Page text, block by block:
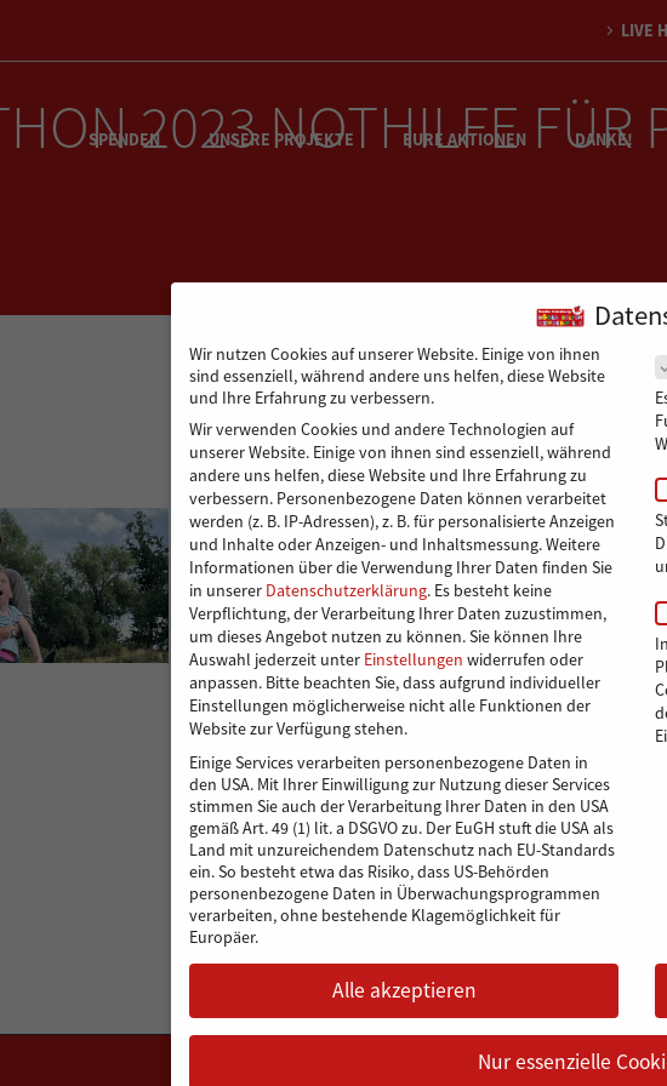
LIVE
SPENDEN UNSERE PROJEKTE EURE AKTIONEN DANKE!
2023 NOTHILFE FÜR
Wir nutzen Cookies auf unserer Website. Einige von ihnen
sind essenziell, während andere uns helfen, diese Website
und Ihre Erfahrung zu verbessern.
Wir verwenden Cookies und andere Technologien auf
unserer Website. Einige von ihnen sind essenziell, während
andere uns helfen, diese Website und Ihre Erfahrung zu
verbessern. Personenbezogene Daten können verarbeitet
werden (z. B. IP-Adressen), z. B. für personalisierte Anzeigen
und Inhalte oder Anzeigen- und Inhaltsmessung.Weitere
Informationen über die Verwendung Ihrer Daten finden Sie
in unserer Datenschutzerklärung. Es besteht keine
Verpflichtung, der Verarbeitung Ihrer Daten zuzustimmen,
um dieses Angebot nutzen zu können.Sie können Ihre
Auswahl jederzeit unter Einstellungen widerrufen oder
anpassen. Bitte beachten Sie, dass aufgrund individueller
Einstellungen möglicherweise nicht alle Funktionen der
Website zur Verfügung stehen.
Einige Services verarbeiten personenbezogene Daten in
den USA. Mit Ihrer Einwilligung zur Nutzung dieser Services
stimmen Sie auch der Verarbeitung Ihrer Daten in den USA
gemäß Art. 49 (1) lit. a DSGVO zu. Der EuGH stuft die USA als
Land mit unzureichendem Datenschutz nach EU-Standards
ein. So besteht etwa das Risiko, dass US-Behörden
personenbezogene Daten in Überwachungsprogrammen
verarbeiten, ohne bestehende Klagemöglichkeit für
Europäer.
Alle akzeptieren
Nur essenzielle